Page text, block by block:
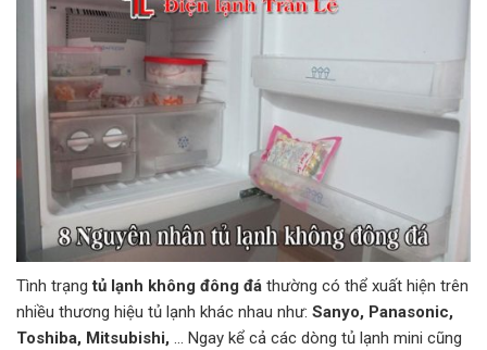
Tình trạngtủ lạnh không đông đá thường có thể xuất hiện trên
nhiều thương hiệu tủ lạnh khác nhau như: Sanyo, Panasonic,
Toshiba, Mitsubishi, … Ngay kể cả các dòng tủ lạnh mini cũng